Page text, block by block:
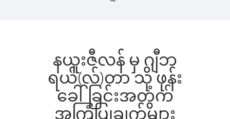
နယူးဇီလန် မှ ဂျီဘ
ရယ်(လ်)တာ သို့ ဖုန်း
ခေါ်ခြင်းအတွက်
အကြံပြုချက်များ